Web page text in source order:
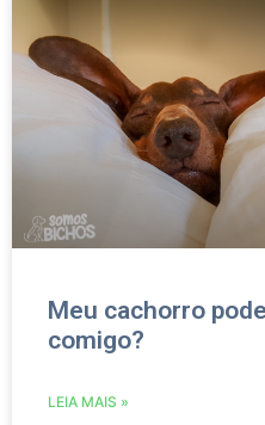
Meu cachorro
comigo?
LEIA MAIS »